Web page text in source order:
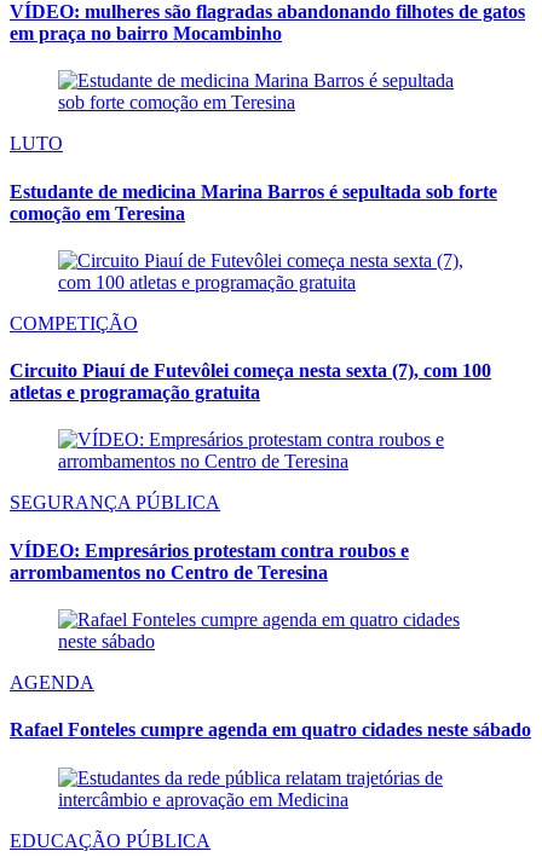
VÍDEO: mulheres são flagradas abandonando filhotes de gatos
em praça no bairro Mocambinho
LUTO
Estudante de medicina Marina Barros é sepultada sob forte
comoção em Teresina
COMPETIÇÃO
Circuito Piauí de Futevôlei começa nesta sexta (7), com 100
atletas e programação gratuita
SEGURANÇA PÚBLICA
VÍDEO: Empresários protestam contra roubos e
arrombamentos no Centro de Teresina
AGENDA
Rafael Fonteles cumpre agenda em quatro cidades neste sábado
EDUCAÇÃO PÚBLICA